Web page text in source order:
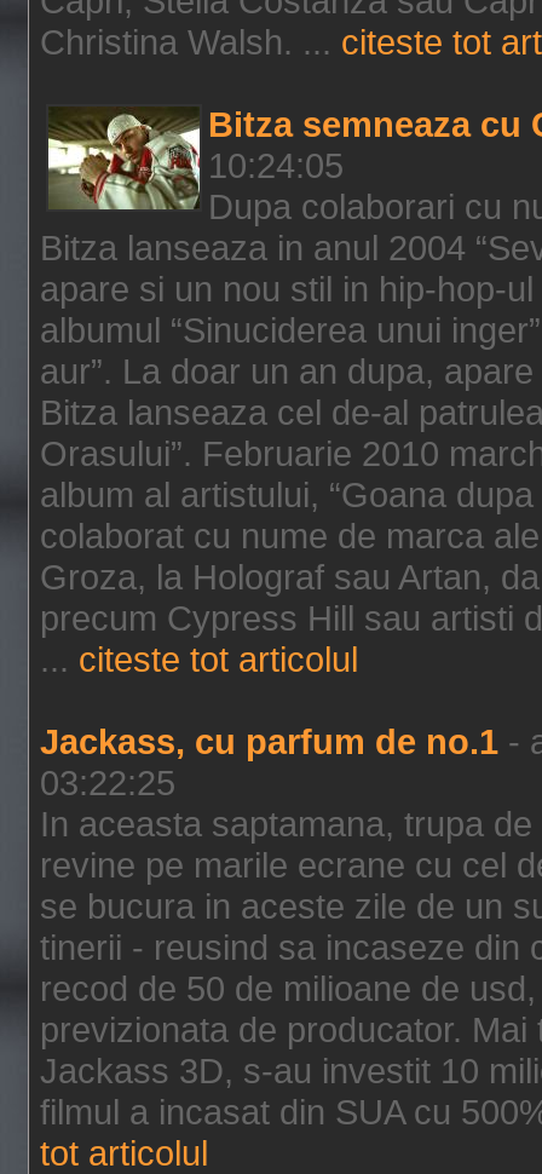
Christina Walsh. ... citeste tot
Bitza semneaza cu
10:24:05
Dupa colaborari cu
Bitza lanseaza in anul 2004
apare si un nou stil in hip-hop-
albumul “Sinuciderea unui
aur”. La doar un an dupa,
Bitza lanseaza cel de-al
Orasului”. Februarie 2010
album al artistului, “Goana
colaborat cu nume de marca
Groza, la Holograf sau Artan,
precum Cypress Hill sau artisti
... citeste tot articolul
Jackass, cu parfum de no.1 -
03:22:25
In aceasta saptamana, trupa
revine pe marile ecrane cu cel
se bucura in aceste zile de un
tinerii - reusind sa incaseze din
recod de 50 de milioane de
previzionata de producator.
Jackass 3D, s-au investit 10
filmul a incasat din SUA cu
tot articolul